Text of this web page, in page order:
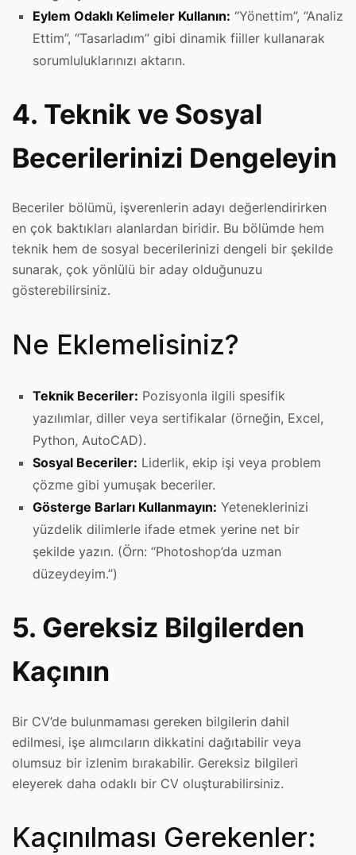
Eylem Odaklı Kelimeler Kullanın: “Yönettim”, “Analiz
Ettim”, “Tasarladım” gibi dinamik fiiller kullanarak
sorumluluklarınızı aktarın.
4. Teknik ve Sosyal
Becerilerinizi Dengeleyin
Beceriler bölümü, işverenlerin adayı değerlendirirken
en çok baktıkları alanlardan biridir. Bu bölümde hem
teknik hem de sosyal becerilerinizi dengeli bir şekilde
sunarak, çok yönlülü bir aday olduğunuzu
gösterebilirsiniz.
Ne Eklemelisiniz?
Teknik Beceriler: Pozisyonla ilgili spesifik
yazılımlar, diller veya sertifikalar (örneğin, Excel,
Python, AutoCAD).
Sosyal Beceriler: Liderlik, ekip işi veya problem
çözme gibi yumuşak beceriler.
Gösterge Barları Kullanmayın: Yeteneklerinizi
yüzdelik dilimlerle ifade etmek yerine net bir
şekilde yazın. (Örn: “Photoshop’da uzman
düzeydeyim.”)
5. Gereksiz Bilgilerden
Kaçının
Bir CV’de bulunmaması gereken bilgilerin dahil
edilmesi, işe alımcıların dikkatini dağıtabilir veya
olumsuz bir izlenim bırakabilir. Gereksiz bilgileri
eleyerek daha odaklı bir CV oluşturabilirsiniz.
Kaçınılması Gerekenler: